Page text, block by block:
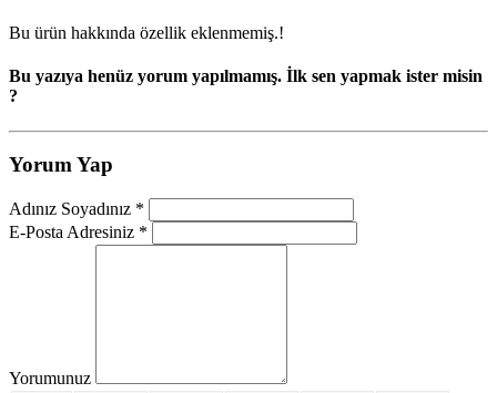
Bu ürün hakkında özellik eklenmemiş.!
Bu yazıya henüz yorum yapılmamış. İlk sen yapmak ister misin
?
Yorum Yap
Adınız Soyadınız *
E-Posta Adresiniz *
Yorumunuz